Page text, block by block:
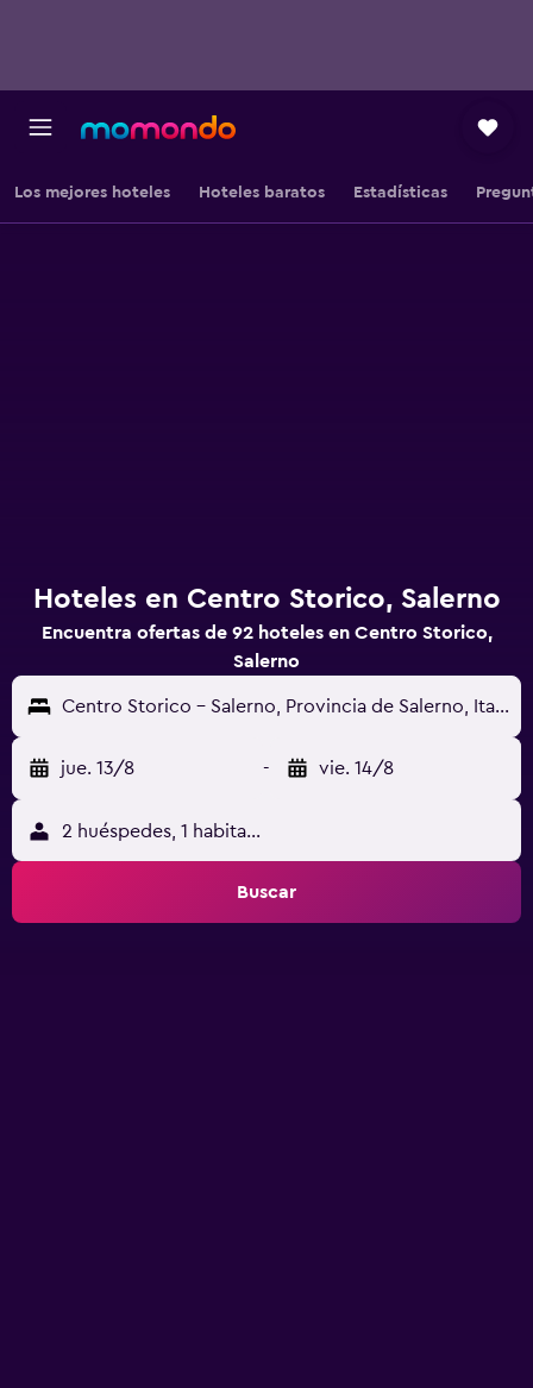
Los mejores hoteles Hoteles baratos Estadísticas
Hoteles en Centro Storico, Salerno
Encuentra ofertas de 92 hoteles en Centro Storico,
Salerno
Centro Storico - Salerno, Provincia de Salerno, Italia
jue. 13/8 - vie. 14/8
2 huéspedes, 1 habitación
Buscar